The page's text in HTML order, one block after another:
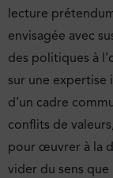
lecture
envisagée avec
des politiques à
sur une
d’un cadre
conflits de
pour œuvrer à la
vider du sens que